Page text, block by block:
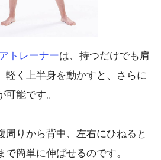
トレーナーは、持つだけでも肩
軽く上半身を動かすと、さらに
能です。
周りから背中、左右にひねると
簡単に伸ばせるのです。